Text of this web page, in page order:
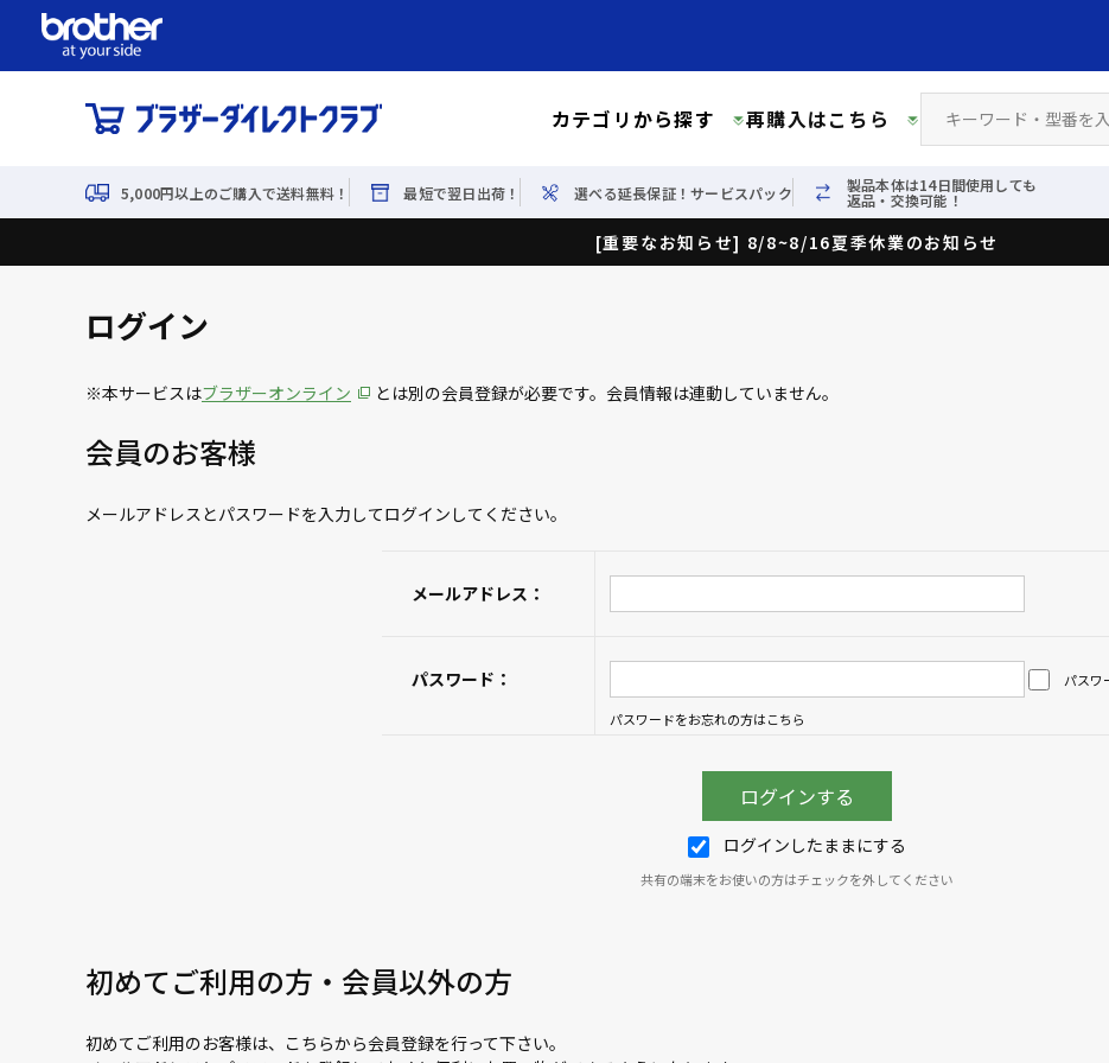
カテゴリから探す 再購入はこちら
5,000円以上のご購入で送料無料！ 最短で翌日出荷！ 選べる延長保証！サービスパック 製品本体は14日間使用しても
返品・交換可能！
[重要なお知らせ] 8/8~8/16夏季休業のお知らせ
ログイン
※本サービスはブラザーオンライン とは別の会員登録が必要です。会員情報は連動していません。
会員のお客様
メールアドレスとパスワードを入力してログインしてください。
メールアドレス：
パスワード： パスワ
パスワードをお忘れの方はこちら
ログインしたままにする
共有の端末をお使いの方はチェックを外してください
初めてご利用の方・会員以外の方
初めてご利用のお客様は、こちらから会員登録を行って下さい。